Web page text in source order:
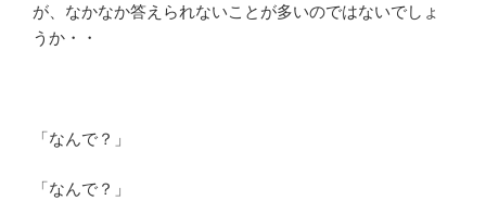
が、なかなか答えられないことが多いのではないでしょ
うか・・
「なんで？」
「なんで？」